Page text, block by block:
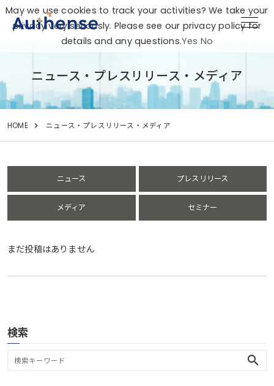
ニュース・プレスリリース・メディア
HOME ニュース・プレスリリース・メディア
ニュース プレスリリース
メディア セミナー
まだ投稿はありません
検索
search
May we use cookies to track your activities? We take your
privacy very seriously. Please see our privacy policy for
details and any questions.Yes No